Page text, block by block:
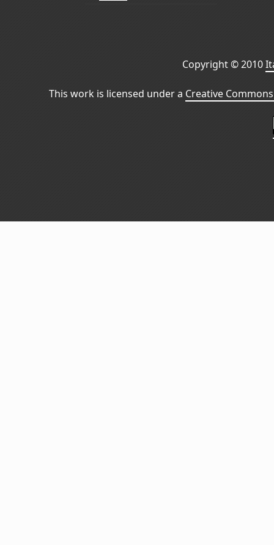
Copyright © 2010
This work is licensed under a Creative